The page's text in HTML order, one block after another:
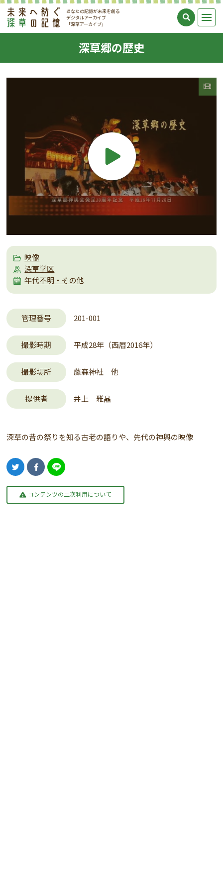
あなたの記憶が未来を創る
デジタルアーカイブ
「深草アーカイブ」
深草郷の歴史
映像
深草学区
年代不明・その他
管理番号 201-001
撮影時期 平成28年（西暦2016年）
撮影場所 藤森神社 他
提供者 井上 雅晶
深草の昔の祭りを知る古老の語りや、先代の神輿の映像
コンテンツの二次利用について